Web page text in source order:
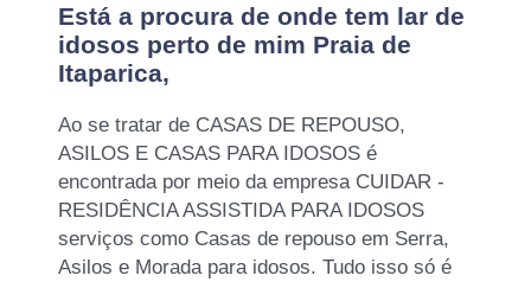
Está a procura de onde tem lar de
idosos perto de mim Praia de
Itaparica,
Ao se tratar de CASAS DE REPOUSO,
ASILOS E CASAS PARA IDOSOS é
encontrada por meio da empresa CUIDAR -
RESIDÊNCIA ASSISTIDA PARA IDOSOS
serviços como Casas de repouso em Serra,
Asilos e Morada para idosos. Tudo isso só é